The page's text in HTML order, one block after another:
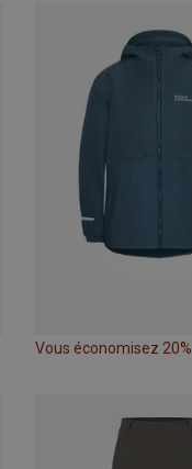
Vous économisez 20%